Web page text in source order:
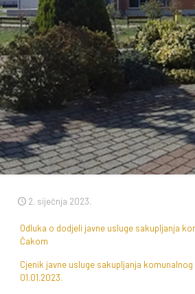
2. siječnja 2023.
Odluka o dodjeli javne usluge sakupljanja
Čakom
Cjenik javne usluge sakupljanja
01.01.2023.